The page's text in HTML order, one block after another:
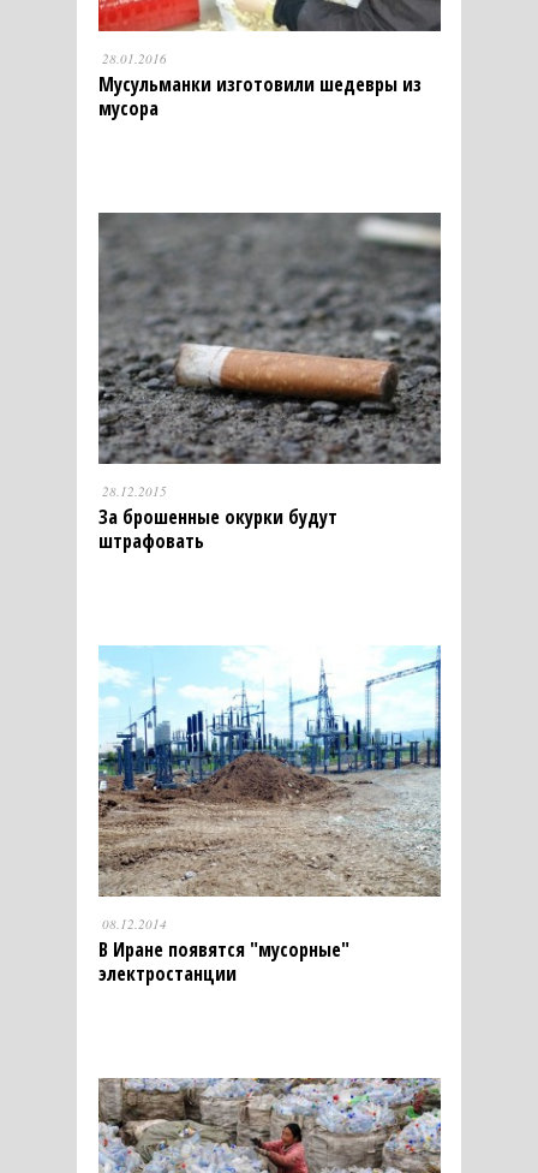
28.01.2016
Мусульманки изготовили шедевры из
мусора
28.12.2015
За брошенные окурки будут
штрафовать
08.12.2014
В Иране появятся "мусорные"
электростанции